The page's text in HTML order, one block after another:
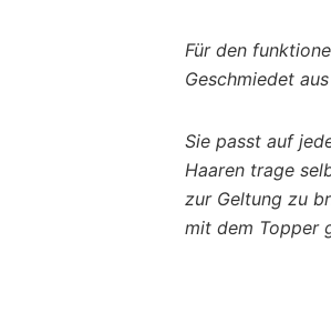
Für den
Geschmiedet
Sie passt auf
Haaren trage
zur Geltung zu
mit dem Topper